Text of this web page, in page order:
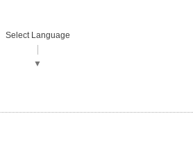
Select Language
▼